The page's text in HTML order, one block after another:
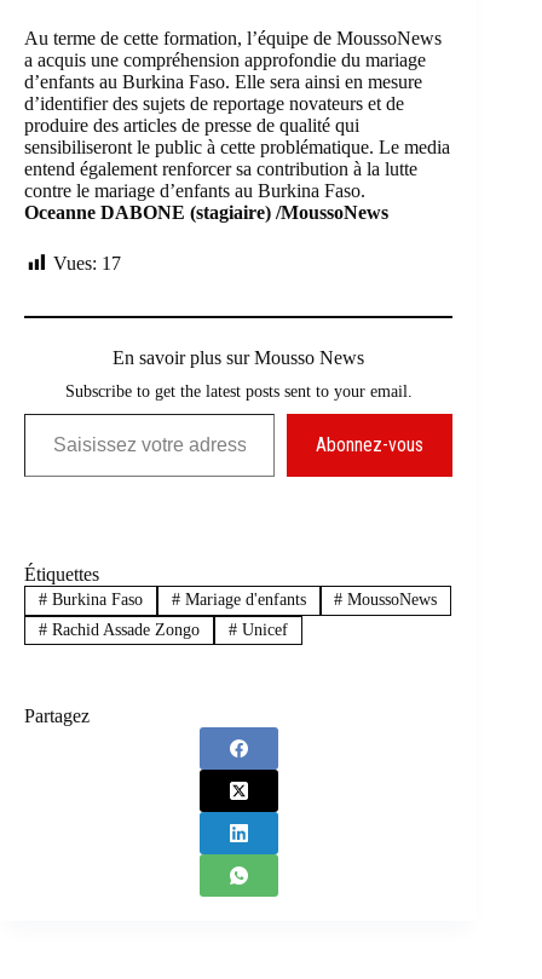
Au terme de cette formation, l’équipe de MoussoNews
a acquis une compréhension approfondie du mariage
d’enfants au Burkina Faso. Elle sera ainsi en mesure
d’identifier des sujets de reportage novateurs et de
produire des articles de presse de qualité qui
sensibiliseront le public à cette problématique. Le media
entend également renforcer sa contribution à la lutte
contre le mariage d’enfants au Burkina Faso.
Oceanne DABONE (stagiaire) /MoussoNews
Vues: 17
En savoir plus sur Mousso News
Subscribe to get the latest posts sent to your email.
Saisissez votre adresse e-mail…
Abonnez-vous
Étiquettes
#Burkina Faso #Mariage d'enfants # MoussoNews
#Rachid Assade Zongo #Unicef
Partagez